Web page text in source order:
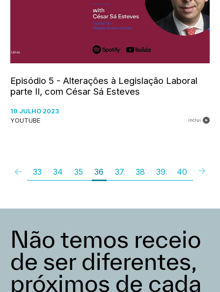
Episódio 5 - Alterações à Legislação Laboral
parte II, com César Sá Esteves
19 JULHO 2023
YOUTUBE
inclui
33 34 35 36 37 38 39 40
Não temos receio
de ser diferentes,
próximos de cada